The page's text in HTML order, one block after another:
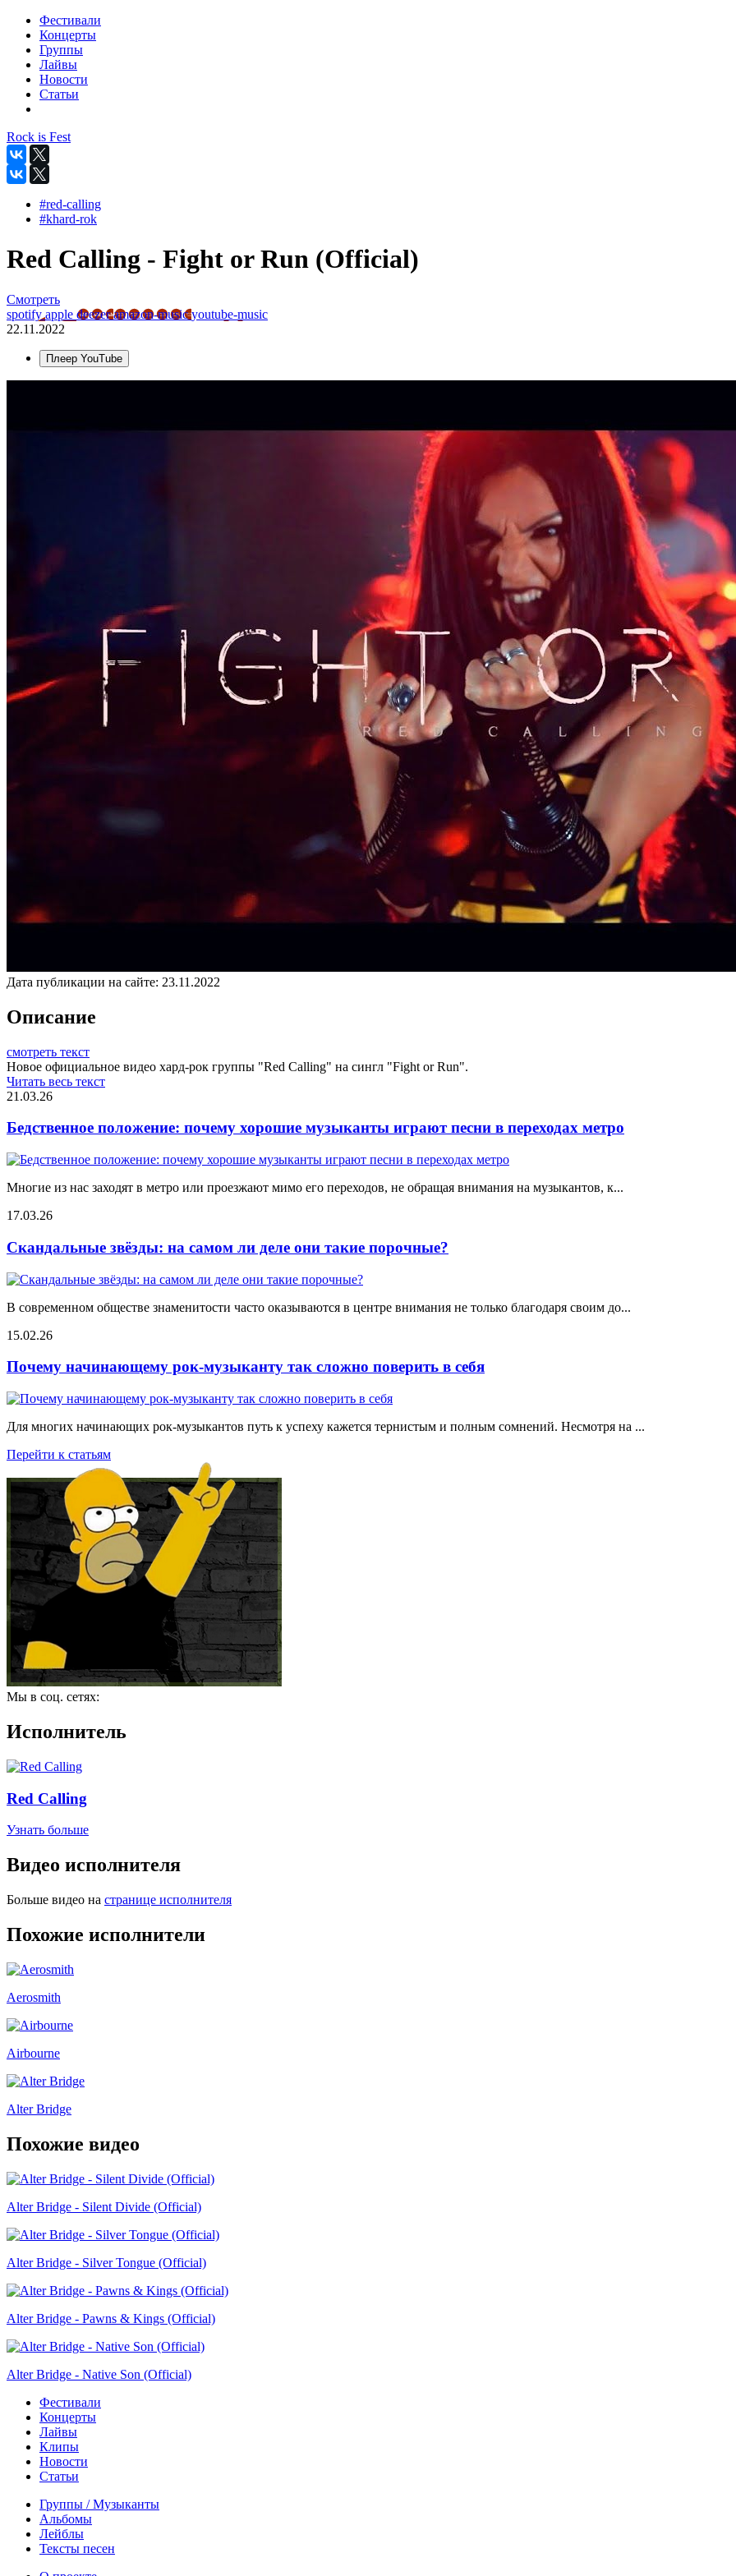
Фестивали
Концерты
Группы
Лайвы
Новости
Статьи
Rock is Fest
#red-calling
#khard-rok
Red Calling - Fight or Run (Official)
Смотреть
spotifyapple deezeramazon-musicyoutube-music
22.11.2022
Плеер YouTube
Дата публикации на сайте: 23.11.2022
Описание
смотреть текст
Новое официальное видео хард-рок группы "Red Calling" на сингл "Fight or Run".
Читать весь текст
21.03.26
Бедственное положение: почему хорошие музыканты играют песни в переходах метро
Многие из нас заходят в метро или проезжают мимо его переходов, не обращая внимания на музыкантов, к...
17.03.26
Скандальные звёзды: на самом ли деле они такие порочные?
В современном обществе знаменитости часто оказываются в центре внимания не только благодаря своим до...
15.02.26
Почему начинающему рок-музыканту так сложно поверить в себя
Для многих начинающих рок-музыкантов путь к успеху кажется тернистым и полным сомнений. Несмотря на ...
Перейти к статьям
Мы в соц. сетях:
Исполнитель
Red Calling
Узнать больше
Видео исполнителя
Больше видео на странице исполнителя
Похожие исполнители
Aerosmith
Airbourne
Alter Bridge
Похожие видео
Alter Bridge - Silent Divide (Official)
Alter Bridge - Silver Tongue (Official)
Alter Bridge - Pawns & Kings (Official)
Alter Bridge - Native Son (Official)
Фестивали
Концерты
Лайвы
Клипы
Новости
Статьи
Группы / Музыканты
Альбомы
Лейблы
Тексты песен